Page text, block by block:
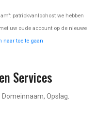
patrickvanloohost we hebben
uw oude account op de nieuwe
naar toe te gaan
Services
Opslag.